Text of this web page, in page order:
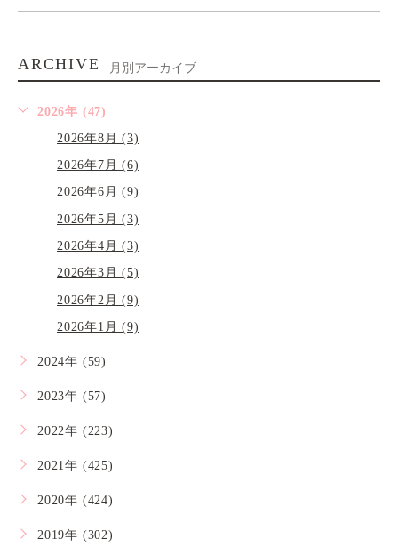
ARCHIVE 月別アーカイブ
2026年 (47)
2026年8月 (3)
2026年7月 (6)
2026年6月 (9)
2026年5月 (3)
2026年4月 (3)
2026年3月 (5)
2026年2月 (9)
2026年1月 (9)
2024年 (59)
2023年 (57)
2022年 (223)
2021年 (425)
2020年 (424)
2019年 (302)